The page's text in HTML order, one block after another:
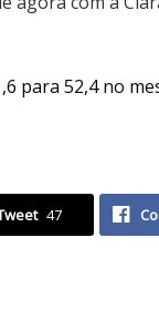
para 52,4 no
47